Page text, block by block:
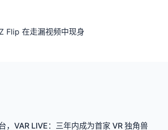
Flip 在走漏视频中现身
，VAR LIVE：三年内成为首家 VR 独角兽